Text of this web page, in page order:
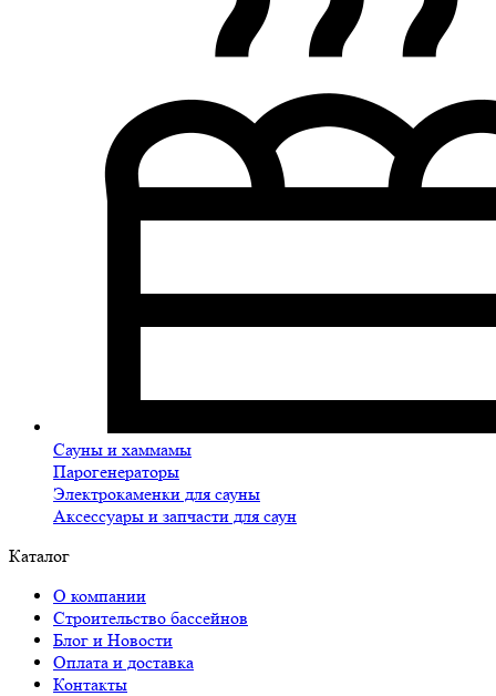
Сауны и хаммамы
Парогенераторы
Электрокаменки для сауны
Аксессуары и запчасти для саун
Каталог
О компании
Строительство бассейнов
Блог и Новости
Оплата и доставка
Контакты